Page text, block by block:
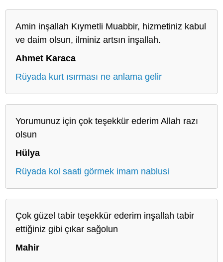
Amin inşallah Kıymetli Muabbir, hizmetiniz kabul
ve daim olsun, ilminiz artsın inşallah.
Ahmet Karaca
Rüyada kurt ısırması ne anlama gelir
Yorumunuz için çok teşekkür ederim Allah razı
olsun
Hülya
Rüyada kol saati görmek imam nablusi
Çok güzel tabir teşekkür ederim inşallah tabir
ettiğiniz gibi çıkar sağolun
Mahir